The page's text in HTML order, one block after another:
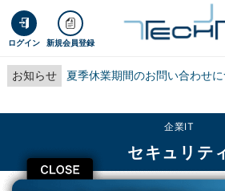
ログイン 新規会員登録
お知らせ 夏季休業期間のお問い合わせ
CLOSE
企業IT
セキュリテ